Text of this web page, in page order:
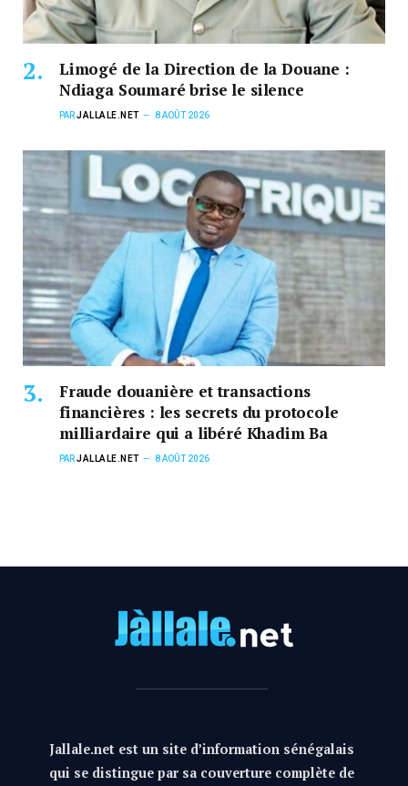
Limogé de la Direction de la Douane :
Ndiaga Soumaré brise le silence
PARJALLALE.NET 8 AOÛT 2026
Fraude douanière et transactions
financières : les secrets du protocole
milliardaire qui a libéré Khadim Ba
PARJALLALE.NET 8 AOÛT 2026
Jallale.net est un site d’information sénégalais
qui se distingue par sa couverture complète de